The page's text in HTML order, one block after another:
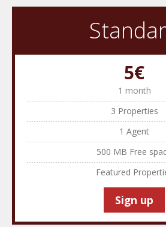
5€
1 month
3 Properties
1 Agent
500 MB Free
Featured
Sign up